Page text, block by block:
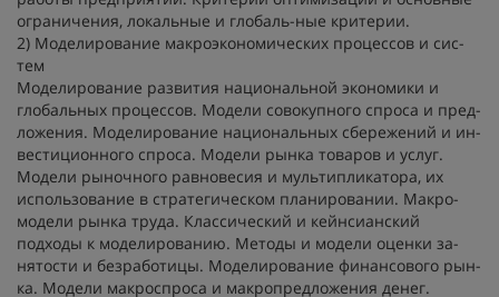
ограничения, локальные и глобаль-ные критерии.
2) Моделирование макроэкономических процессов и сис-
тем
Моделирование развития национальной экономики и
глобальных процессов. Модели совокупного спроса и пред-
ложения. Моделирование национальных сбережений и ин-
вестиционного спроса. Модели рынка товаров и услуг.
Модели рыночного равновесия и мультипликатора, их
использование в стратегическом планировании. Макро-
модели рынка труда. Классический и кейнсианский
подходы к моделированию. Методы и модели оценки за-
нятости и безработицы. Моделирование финансового рын-
ка. Модели макроспроса и макропредложения денег.